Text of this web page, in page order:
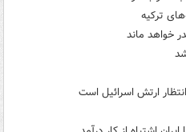
ترکیه
خواهد ماند
ارتش اسرائیل است